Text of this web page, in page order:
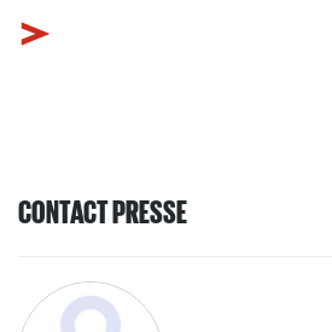
CONTACT PRESSE